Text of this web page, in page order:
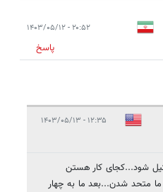
۲۰:۵۲ - ۱۴۰۳/۰۵/۱۲
پاسخ
۱۲:۳۵ - ۱۴۰۳/۰۵/۱۳
شود...کجای کار هستن
ما متحد شدن...بعد ما به چهار